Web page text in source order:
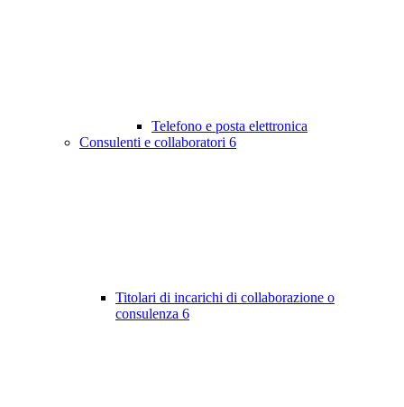
Telefono e posta elettronica
Consulenti e collaboratori 6
Titolari di incarichi di collaborazione o
consulenza 6